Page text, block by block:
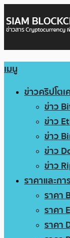
เมนู
ข่าวคริปโตเ
ข่าว
ข่าว
ข่าว
ข่าว
ข่าว
ราคาและกา
ราคา
ราคา
ราคา